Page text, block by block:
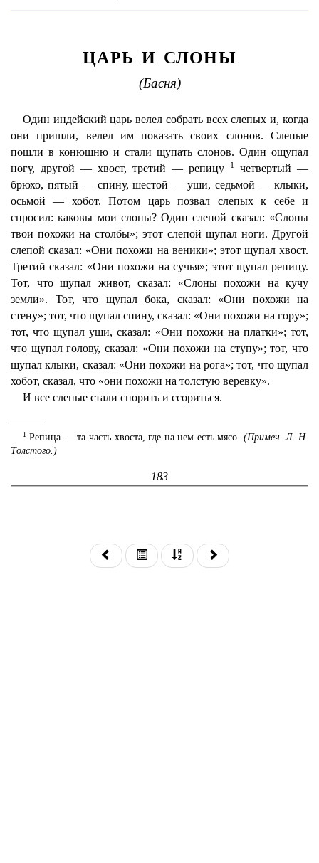
ЦАРЬ И СЛОНЫ
(Басня)
Один индейский царь велел собрать всех слепых и, когда
они пришли, велел им показать своих слонов. Слепые
пошли в конюшню и стали щупать слонов. Один ощупал
ногу, другой — хвост, третий — репицу
1 четвертый —
брюхо, пятый — спину, шестой — уши, седьмой — клыки,
осьмой — хобот. Потом царь позвал слепых к себе и
спросил: каковы мои слоны? Один слепой сказал: «Слоны
твои похожи на столбы»; этот слепой щупал ноги. Другой
слепой сказал: «Они похожи на веники»; этот щупал хвост.
Третий сказал: «Они похожи на сучья»; этот щупал репицу.
Тот, что щупал живот, сказал: «Слоны похожи на кучу
земли». Тот, что щупал бока, сказал: «Они похожи на
стену»; тот, что щупал спину, сказал: «Они похожи на гору»;
тот, что щупал уши, сказал: «Они похожи на платки»; тот,
что щупал голову, сказал: «Они похожи на ступу»; тот, что
щупал клыки, сказал: «Они похожи на рога»; тот, что щупал
хобот, сказал, что «они похожи на толстую веревку».
И все слепые стали спорить и ссориться.
1Репица — та часть хвоста, где на нем есть мясо. (Примеч. Л. Н.
Толстого.)
183